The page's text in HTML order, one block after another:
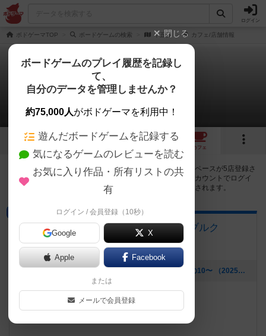
ログイン
ボドゲーマTOP ボードゲームの検索 十五賽 カフェ/店舗情報
十五賽
5店のカフェ/スペースが提供中
5 8 2
カフェ
十五賽で遊ぶことができるボードゲームカフェ・プレイスペースが5店登録さ
れています。公開プロフィールの都道府県が設定されたアカウントでログイ
ンすると、同じ都道府県内の店舗に絞り込むボタンが表示されます。
ボードゲームカフェ
ボードゲームカフェ ローゼンブルク
埼玉県川越市幸町6-1白石店舗2F号室
[NEW] 【近隣店舗のおすすめテイクアウト商品】〜その10〜 （2025年07月11日 15時03分）
遊べるボードゲーム
川越観光の休憩スポット
閉じる
ボードゲームのプレイ履歴を記録し
て、
自分のデータを管理しませんか？
約75,000人がボドゲーマを利用中！
遊んだボードゲームを記録する
気になるゲームのレビューを読む
お気に入り作品・所有リストの共
有
ログイン / 会員登録（10秒）
Google X
Apple Facebook
または
メールで会員登録